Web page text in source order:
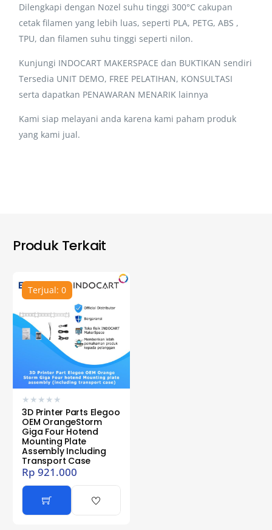
Dilengkapi dengan Nozel suhu tinggi 300°C cakupan
cetak filamen yang lebih luas, seperti PLA, PETG, ABS ,
TPU, dan filamen suhu tinggi seperti nilon.
Kunjungi INDOCART MAKERSPACE dan BUKTIKAN sendiri
Tersedia UNIT DEMO, FREE PELATIHAN, KONSULTASI
serta dapatkan PENAWARAN MENARIK lainnya
Kami siap melayani anda karena kami paham produk
yang kami jual.
Produk Terkait
Terjual: 0
★ ★ ★ ★ ★
3D Printer Parts Elegoo
OEM OrangeStorm
Giga Four Hotend
Mounting Plate
Assembly Including
Transport Case
Rp 921.000